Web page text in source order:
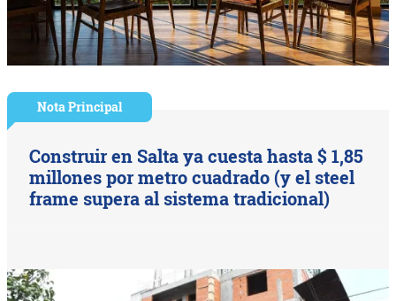
Nota Principal
Construir en Salta ya cuesta hasta $ 1,85
millones por metro cuadrado (y el steel
frame supera al sistema tradicional)